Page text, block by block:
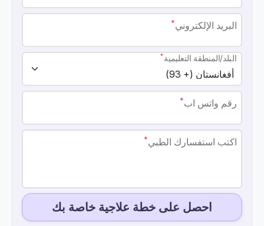
البريد الإلكتروني*
البلد/المنطقة التعليمية*
رقم واتس اب*
اكتب استفسارك الطبي*
احصل على خطة علاجية خاصة بك